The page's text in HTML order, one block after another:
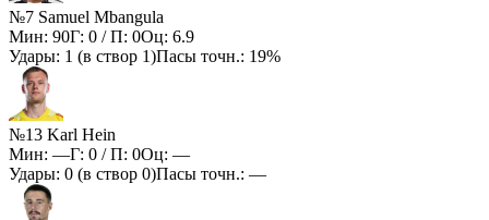
№7 Samuel Mbangula
Мин: 90Г: 0 / П: 0Оц: 6.9
Удары: 1 (в створ 1)Пасы точн.: 19%
№13 Karl Hein
Мин: —Г: 0 / П: 0Оц: —
Удары: 0 (в створ 0)Пасы точн.: —